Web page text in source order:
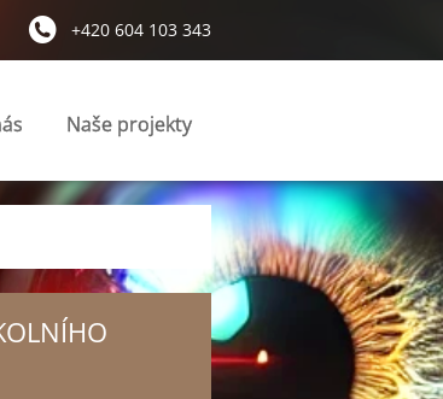
+420 604 103 343
Naše projekty